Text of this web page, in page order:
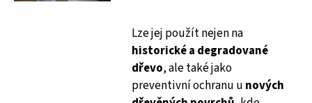
Lze jej použít nejen na
historické a degradované
dřevo, ale také jako
preventivní ochranu u nových